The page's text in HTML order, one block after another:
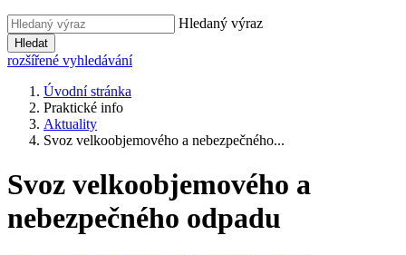
Hledaný výraz
Hledat
rozšířené vyhledávání
Úvodní stránka
Praktické info
Aktuality
Svoz velkoobjemového a nebezpečného...
Svoz velkoobjemového a
nebezpečného odpadu